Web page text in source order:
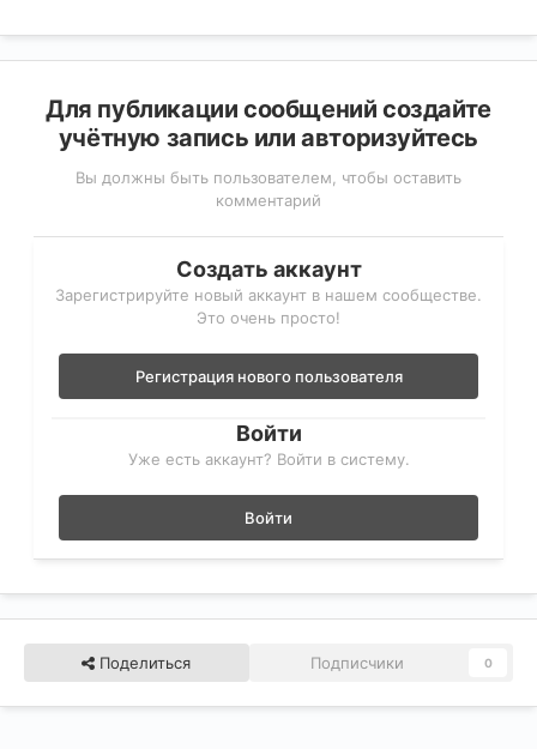
Для публикации сообщений создайте
учётную запись или авторизуйтесь
Вы должны быть пользователем, чтобы оставить
комментарий
Создать аккаунт
Зарегистрируйте новый аккаунт в нашем сообществе.
Это очень просто!
Регистрация нового пользователя
Войти
Уже есть аккаунт? Войти в систему.
Войти
Поделиться Подписчики 0